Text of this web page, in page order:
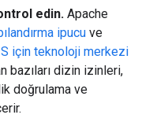
edin. Apache
ipucu ve
için teknoloji merkezi
bazıları dizin izinleri,
doğrulama ve